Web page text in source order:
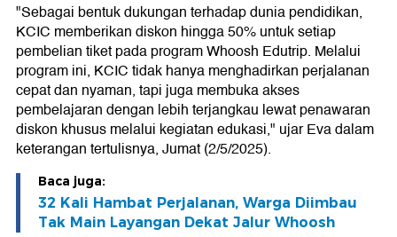
"Sebagai bentuk dukungan terhadap dunia pendidikan,
KCIC memberikan diskon hingga 50% untuk setiap
pembelian tiket pada program Whoosh Edutrip. Melalui
program ini, KCIC tidak hanya menghadirkan perjalanan
cepat dan nyaman, tapi juga membuka akses
pembelajaran dengan lebih terjangkau lewat penawaran
diskon khusus melalui kegiatan edukasi," ujar Eva dalam
keterangan tertulisnya, Jumat (2/5/2025).
Baca juga:
32 Kali Hambat Perjalanan, Warga Diimbau
Tak Main Layangan Dekat Jalur Whoosh